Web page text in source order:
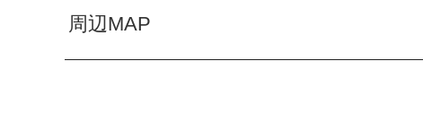
周辺MAP